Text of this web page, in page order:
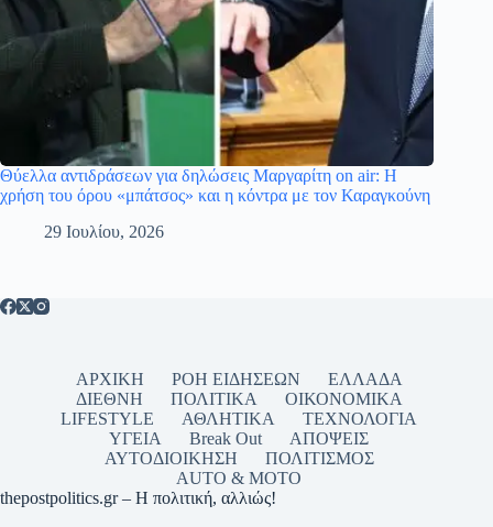
Θύελλα αντιδράσεων για δηλώσεις Μαργαρίτη on air: Η
χρήση του όρου «μπάτσος» και η κόντρα με τον Καραγκούνη
29 Ιουλίου, 2026
ΑΡΧΙΚΗ ΡΟΗ ΕΙΔΗΣΕΩΝ
ΕΛΛΑΔΑ
ΔΙΕΘΝΗ
ΠΟΛΙΤΙΚΑ
ΟΙΚΟΝΟΜΙΚΑ
LIFESTYLE
ΑΘΛΗΤΙΚΑ
ΤΕΧΝΟΛΟΓΙΑ
ΥΓΕΙΑ
Break Out
ΑΠΟΨΕΙΣ
ΑΥΤΟΔΙΟΙΚΗΣΗ
ΠΟΛΙΤΙΣΜΟΣ
AUTO & MOTO
thepostpolitics.gr – Η πολιτική, αλλιώς!